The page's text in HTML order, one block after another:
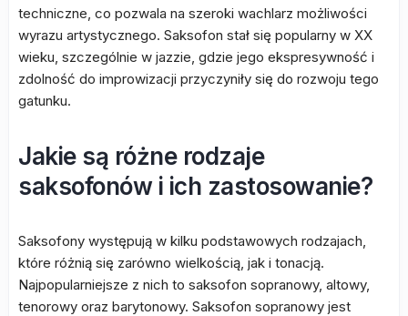
techniczne, co pozwala na szeroki wachlarz możliwości
wyrazu artystycznego. Saksofon stał się popularny w XX
wieku, szczególnie w jazzie, gdzie jego ekspresywność i
zdolność do improwizacji przyczyniły się do rozwoju tego
gatunku.
Jakie są różne rodzaje
saksofonów i ich zastosowanie?
Saksofony występują w kilku podstawowych rodzajach,
które różnią się zarówno wielkością, jak i tonacją.
Najpopularniejsze z nich to saksofon sopranowy, altowy,
tenorowy oraz barytonowy. Saksofon sopranowy jest